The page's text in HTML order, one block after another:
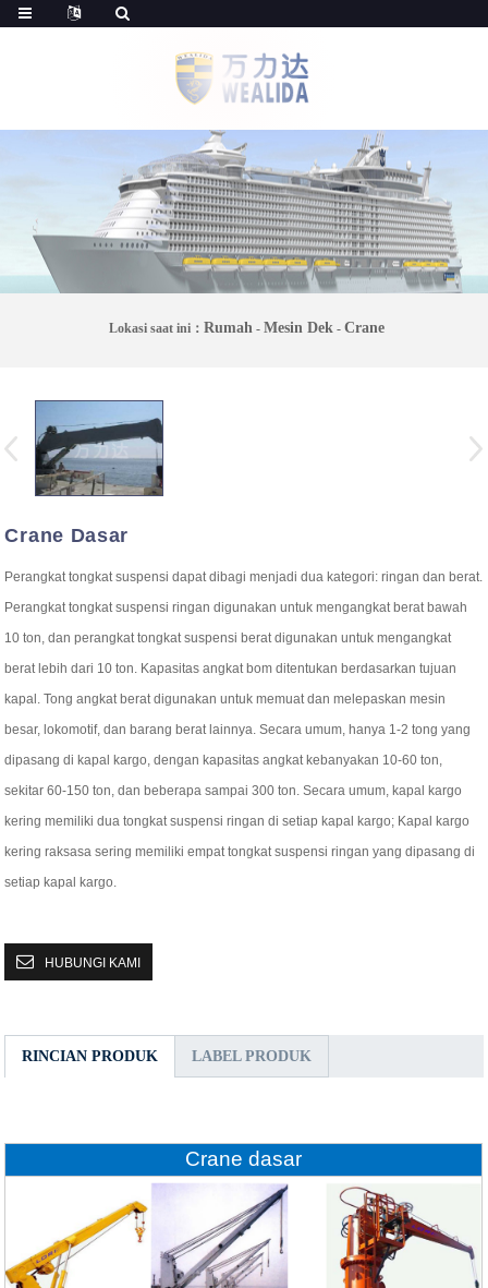
Lokasi saat ini： Rumah - Mesin Dek - Crane
Crane Dasar
Perangkat tongkat suspensi dapat dibagi menjadi dua kategori: ringan dan berat.
Perangkat tongkat suspensi ringan digunakan untuk mengangkat berat bawah
10 ton, dan perangkat tongkat suspensi berat digunakan untuk mengangkat
berat lebih dari 10 ton. Kapasitas angkat bom ditentukan berdasarkan tujuan
kapal. Tong angkat berat digunakan untuk memuat dan melepaskan mesin
besar, lokomotif, dan barang berat lainnya. Secara umum, hanya 1-2 tong yang
dipasang di kapal kargo, dengan kapasitas angkat kebanyakan 10-60 ton,
sekitar 60-150 ton, dan beberapa sampai 300 ton. Secara umum, kapal kargo
kering memiliki dua tongkat suspensi ringan di setiap kapal kargo; Kapal kargo
kering raksasa sering memiliki empat tongkat suspensi ringan yang dipasang di
setiap kapal kargo.
HUBUNGI KAMI
RINCIAN PRODUK LABEL PRODUK
Crane dasar